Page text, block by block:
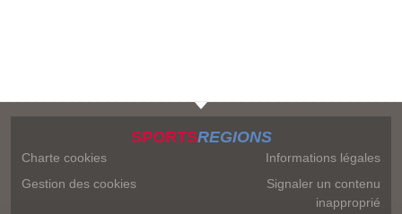
SPORTSREGIONS
Charte cookies
Gestion des cookies
Informations légales
Signaler un contenu
inapproprié